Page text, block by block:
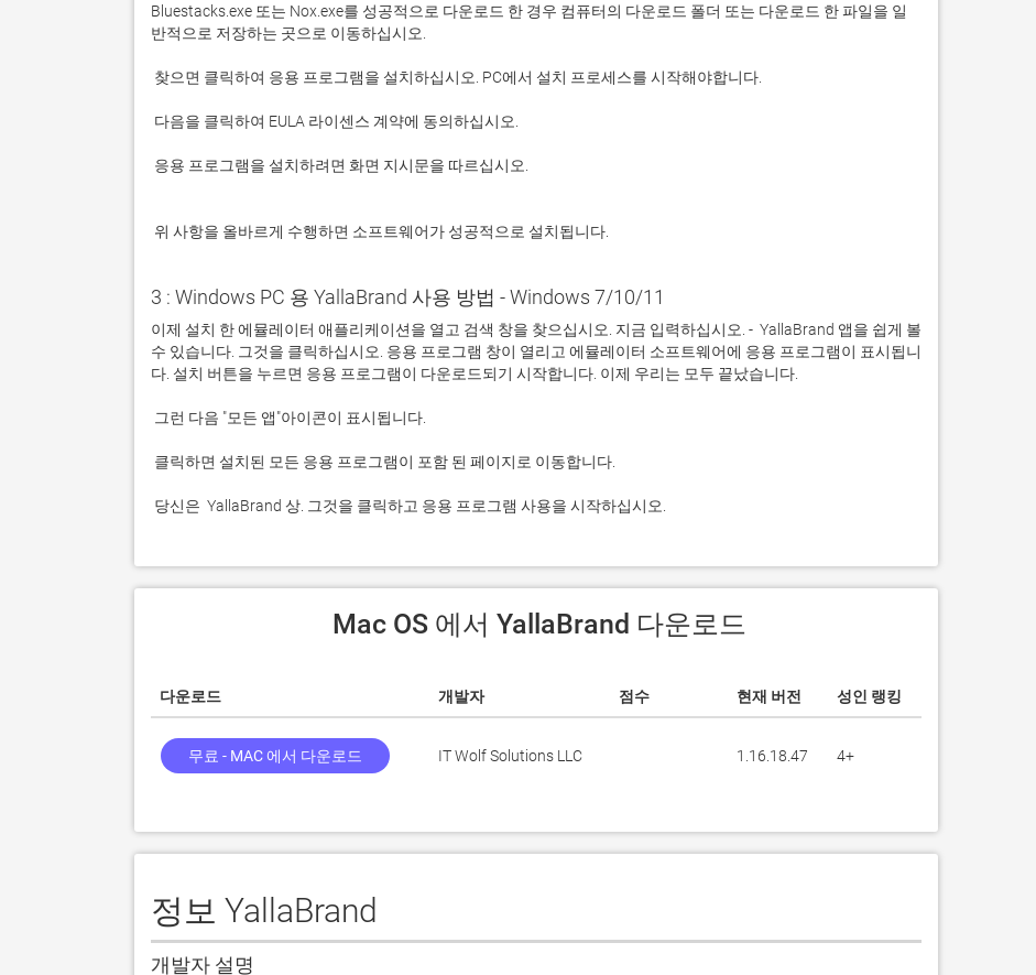
Bluestacks.exe 또는 Nox.exe를 성공적으로 다운로드 한 경우 컴퓨터의 다운로드 폴더 또는 다운로드 한 파일을 일
위 사항을 올바르게 수행하면 소프트웨어가 성공적으로 설치됩니다.
3 : Windows PC 용 YallaBrand 사용 방법 - Windows 7/10/11
이제 설치 한 에뮬레이터 애플리케이션을 열고 검색 창을 찾으십시오. 지금 입력하십시오. -  YallaBrand 앱을 쉽게 볼
수 있습니다. 그것을 클릭하십시오. 응용 프로그램 창이 열리고 에뮬레이터 소프트웨어에 응용 프로그램이 표시됩니
당신은  YallaBrand 상. 그것을 클릭하고 응용 프로그램 사용을 시작하십시오.
Mac OS 에서 YallaBrand 다운로드
다운로드 개발자 점수 현재 버전 성인 랭킹
무료 - MAC 에서 다운로드 IT Wolf Solutions LLC 1.16.18.47 4+
정보 YallaBrand
개발자 설명